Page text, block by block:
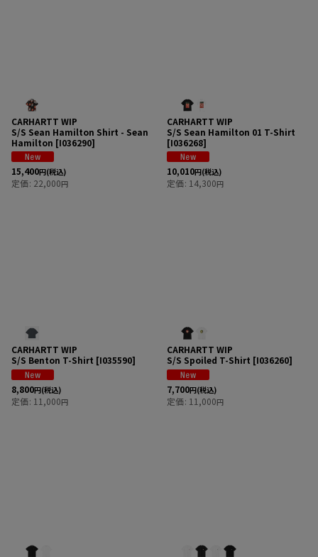
CARHARTT WIP
S/S Sean Hamilton Shirt - Sean
Hamilton [I036290]
15,400円(税込)
定価: 22,000円
CARHARTT WIP
S/S Sean Hamilton 01 T-Shirt
[I036268]
10,010円(税込)
定価: 14,300円
CARHARTT WIP
S/S Benton T-Shirt [I035590]
8,800円(税込)
定価: 11,000円
CARHARTT WIP
S/S Spoiled T-Shirt [I036260]
7,700円(税込)
定価: 11,000円